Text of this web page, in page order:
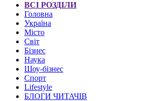
ВСІ РОЗДІЛИ
Головна
Україна
Місто
Світ
Бізнес
Наука
Шоу-бізнес
Спорт
Lifestyle
БЛОГИ ЧИТАЧІВ